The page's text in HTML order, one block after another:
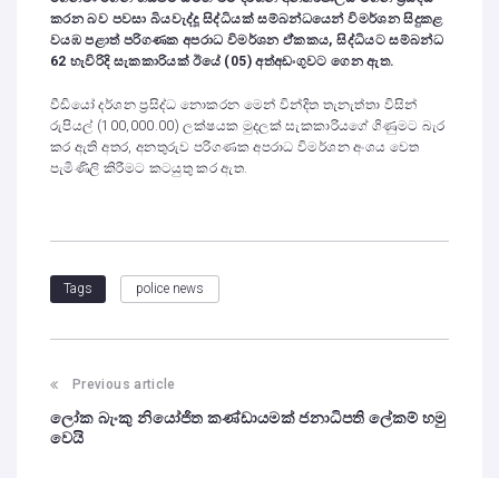
කරන බව පවසා බියවැද්දූ සිද්ධියක් සම්බන්ධයෙන් විමර්ශන සිදුකළ
වයඹ පළාත් පරිගණක අපරාධ විමර්ශන ඒ්කකය, සිද්ධියට සම්බන්ධ
62 හැවිරිදි සැකකාරියක් ඊයේ (05) අත්අඩංගුවට ගෙන ඇත.
වීඩියෝ දර්ශන ප්‍රසිද්ධ නොකරන මෙන් වින්දිත තැනැත්තා විසින්
රුපියල් (100,000.00) ලක්ෂයක මුදලක් සැකකාරියගේ ගිණුමට බැර
කර ඇති අතර, අනතුරුව පරිගණක අපරාධ විමර්ශන අංශය වෙත
පැමිණිලි කිරීමට කටයුතු කර ඇත.
Tags police news
Previous article
ලෝක බැංකු නියෝජිත කණ්ඩායමක් ජනාධිපති ලේකම් හමු
වෙයි